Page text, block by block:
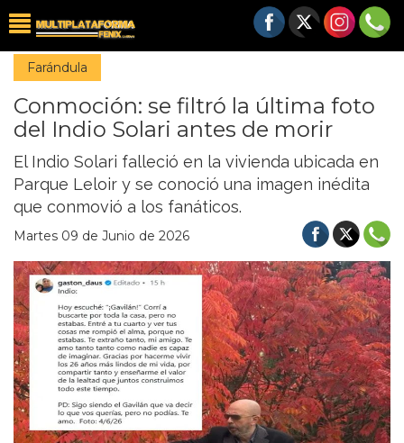
Farándula
Conmoción: se filtró la última foto
del Indio Solari antes de morir
El Indio Solari falleció en la vivienda ubicada en
Parque Leloir y se conoció una imagen inédita
que conmovió a los fanáticos.
Martes 09 de Junio de 2026